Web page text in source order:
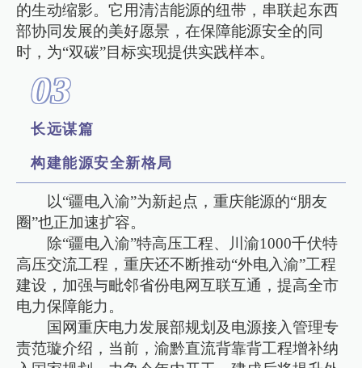
的生动缩影。它用清洁能源的纽带，串联起东西
部协同发展的美好愿景，在保障能源安全的同
时，为“双碳”目标实现提供实践样本。
03
长远谋篇
构建能源安全新格局
以“疆电入渝”为新起点，重庆能源的“朋友
圈”也正加速扩容。
除“疆电入渝”特高压工程、川渝1000千伏特
高压交流工程，重庆还不断推动“外电入渝”工程
建设，加强与毗邻省份电网互联互通，提高全市
电力保障能力。
国网重庆电力发展部规划及电源接入管理专
责范璇介绍，当前，渝黔直流背靠背工程增补纳